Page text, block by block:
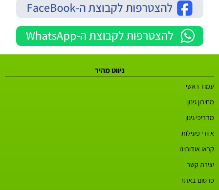
ניווט מהיר
עמוד ראשי
מחירון גינון
מדריכי גינון
אזורי פעילות
קראו אודותינו
יצירת קשר
פרסום באתר